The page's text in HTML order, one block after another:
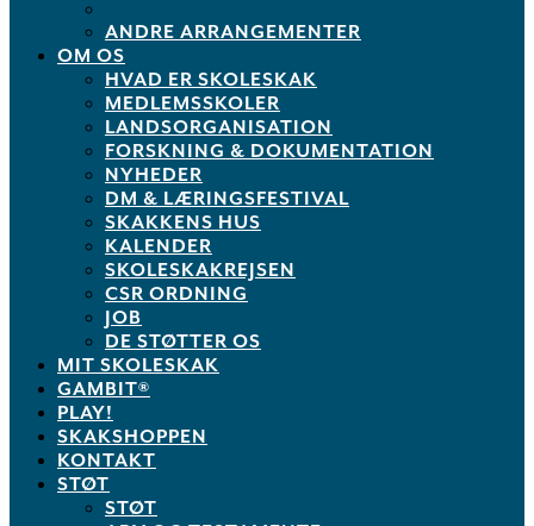
ANDRE ARRANGEMENTER
OM OS
HVAD ER SKOLESKAK
MEDLEMSSKOLER
LANDSORGANISATION
FORSKNING & DOKUMENTATION
NYHEDER
DM & LÆRINGSFESTIVAL
SKAKKENS HUS
KALENDER
SKOLESKAKREJSEN
CSR ORDNING
JOB
DE STØTTER OS
MIT SKOLESKAK
GAMBIT®
PLAY!
SKAKSHOPPEN
KONTAKT
STØT
STØT